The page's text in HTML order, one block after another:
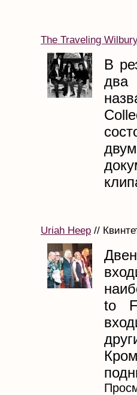
The Traveling
В
два
Uriah Heep //
to